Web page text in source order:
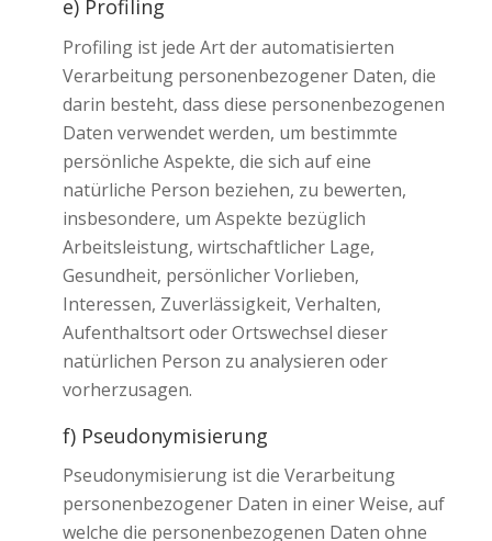
e) Profiling
Profiling ist jede Art der automatisierten
Verarbeitung personenbezogener Daten, die
darin besteht, dass diese personenbezogenen
Daten verwendet werden, um bestimmte
persönliche Aspekte, die sich auf eine
natürliche Person beziehen, zu bewerten,
insbesondere, um Aspekte bezüglich
Arbeitsleistung, wirtschaftlicher Lage,
Gesundheit, persönlicher Vorlieben,
Interessen, Zuverlässigkeit, Verhalten,
Aufenthaltsort oder Ortswechsel dieser
natürlichen Person zu analysieren oder
vorherzusagen.
f) Pseudonymisierung
Pseudonymisierung ist die Verarbeitung
personenbezogener Daten in einer Weise, auf
welche die personenbezogenen Daten ohne